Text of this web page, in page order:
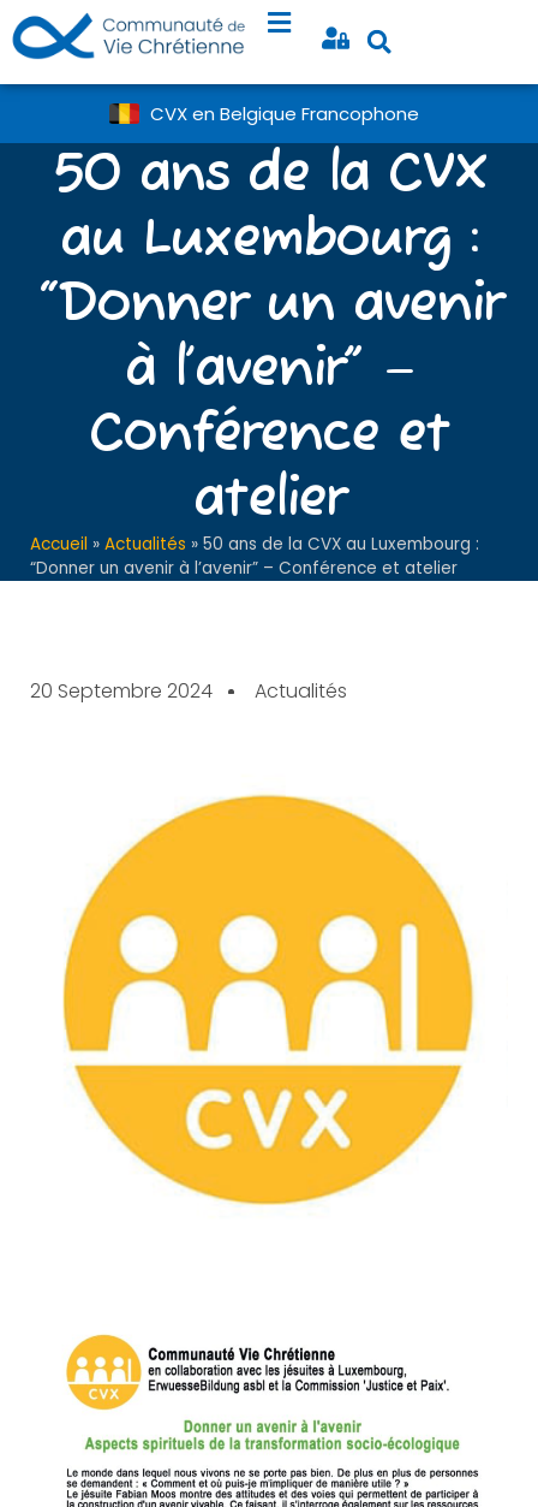
CVX en Belgique Francophone
50 ans de la CVX
au Luxembourg :
“Donner un avenir
à l’avenir” –
Conférence et
atelier
Accueil » Actualités » 50 ans de la CVX au Luxembourg :
“Donner un avenir à l’avenir” – Conférence et atelier
20 Septembre 2024 Actualités